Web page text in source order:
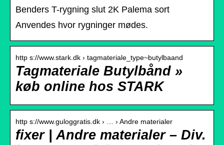
Benders T-rygning slut 2K Palema sort
Anvendes hvor rygninger mødes.
http s://www.stark.dk › tagmateriale_type~butylbaand
Tagmateriale Butylbånd »
køb online hos STARK
http s://www.guloggratis.dk › … › Andre materialer
fixer | Andre materialer – Div.